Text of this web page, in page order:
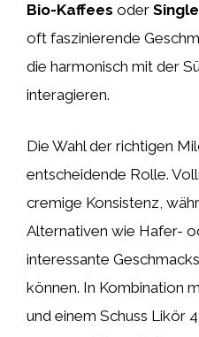
Bio-Kaffees oder
oft faszinierende
die harmonisch mit der
interagieren.
Die Wahl der richtigen
entscheidende Rolle.
cremige Konsistenz,
Alternativen wie Hafer-
interessante
können. In Kombination
und einem Schuss Likör